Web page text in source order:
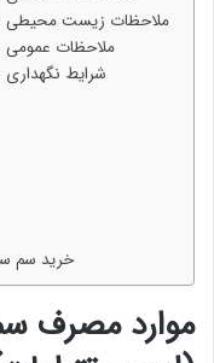
ملاحظات زیست محیطی
ملاحظات عمومی
شرایط
خرید سم
موارد مصرف